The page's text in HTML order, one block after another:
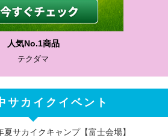
人気No.1商品
テクダマ
サカイクイベント
夏サカイクキャンプ【富士会場】